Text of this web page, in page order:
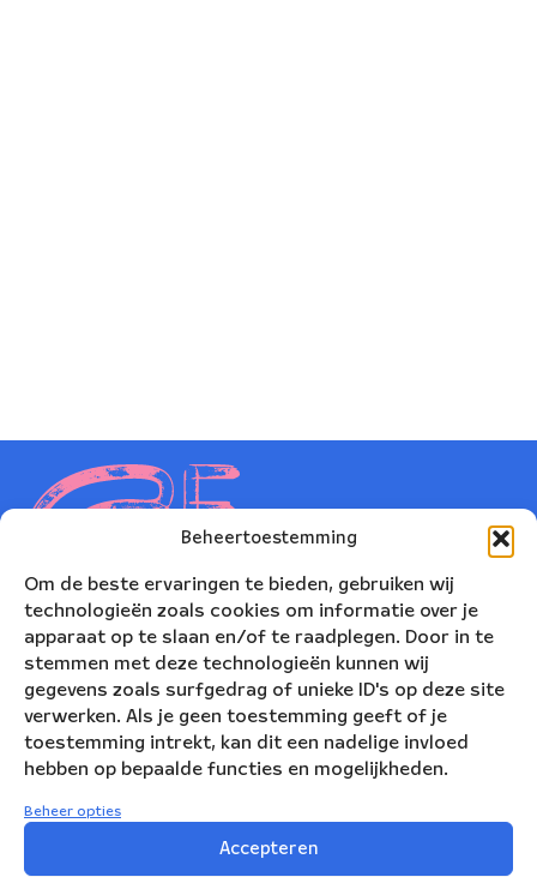
Beheertoestemming
Om de beste ervaringen te bieden, gebruiken wij
technologieën zoals cookies om informatie over je
apparaat op te slaan en/of te raadplegen. Door in te
stemmen met deze technologieën kunnen wij
gegevens zoals surfgedrag of unieke ID's op deze site
verwerken. Als je geen toestemming geeft of je
toestemming intrekt, kan dit een nadelige invloed
hebben op bepaalde functies en mogelijkheden.
Beheer opties
Accepteren
Nederlands Blazers Ensemble
Korte Leidsedwarsstraat 12